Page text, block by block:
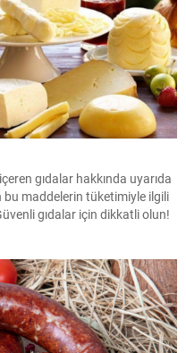
gıdalar hakkında uyarıda
bu maddelerin tüketimiyle ilgili
gıdalar için dikkatli olun!